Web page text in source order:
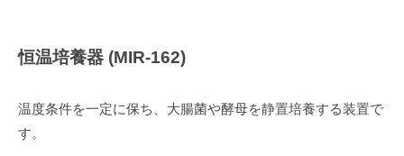
恒温培養器 (MIR-162)
温度条件を一定に保ち、大腸菌や酵母を静置培養する装置で
す。